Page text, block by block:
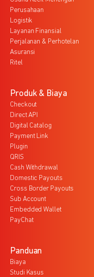
Perusahaan
Logistik
Layanan Finansial
Perjalanan & Perhotelan
Asuransi
Ritel
Produk & Biaya
Checkout
Direct API
Digital Catalog
Payment Link
Plugin
QRIS
Cash Withdrawal
Domestic Payouts
Cross Border Payouts
Sub Account
Embedded Wallet
PayChat
Panduan
Biaya
Studi Kasus